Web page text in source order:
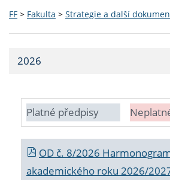
FF > Fakulta > Strategie a další
2026
Platné předpisy
OD č. 8/2026
akademického roku 2026/